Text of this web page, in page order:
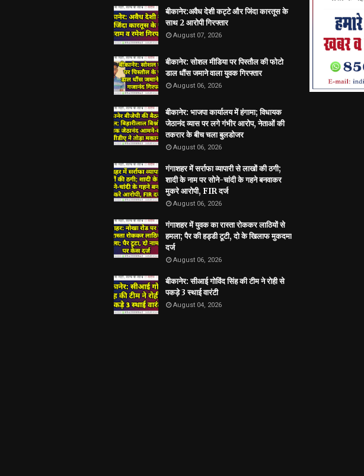
बीकानेर:अवैध देशी कट्टे और जिंदा कारतूस के
साथ 2 आरोपी गिरफ्तार
August 07, 2026
बीकानेर: सोशल मीडिया पर पिस्तौल की फोटो
डाल धौंस जमाने वाला युवक गिरफ्तार
August 06, 2026
बीकानेर: भाजपा कार्यालय में हंगामा; विधायक
जेठानंद व्यास पर लगे गंभीर आरोप, नेताओं की
तकरार के बीच चला बुलडोजर
August 06, 2026
गंगाशहर में सर्राफा व्यापारी से लाखों की ठगी;
शादी के नाम पर सोने-चांदी के गहने बनवाकर
मुकरे आरोपी, FIR दर्ज
August 06, 2026
गंगाशहर में युवक का रास्ता रोककर लाठियों से
हमला; पैर की हड्डी टूटी, दो के खिलाफ मुकदमा
दर्ज
August 06, 2026
बीकानेर: सीआई गोविंद सिंह की टीम ने रोही से
पकड़े 3 स्थाई वारंटी
August 04, 2026